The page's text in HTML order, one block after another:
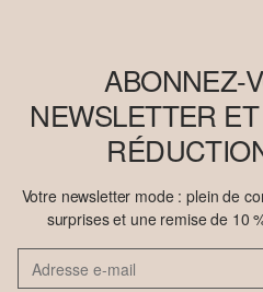
ABONNEZ-
NEWSLETTER
Votre newsletter mode : plein de
surprises et une remise de 10